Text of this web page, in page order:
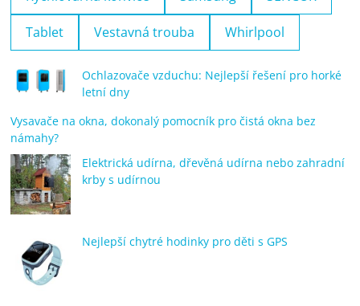
Tablet Vestavná trouba Whirlpool
Ochlazovače vzduchu: Nejlepší řešení pro horké
letní dny
Vysavače na okna, dokonalý pomocník pro čistá okna bez
námahy?
Elektrická udírna, dřevěná udírna nebo zahradní
krby s udírnou
Nejlepší chytré hodinky pro děti s GPS